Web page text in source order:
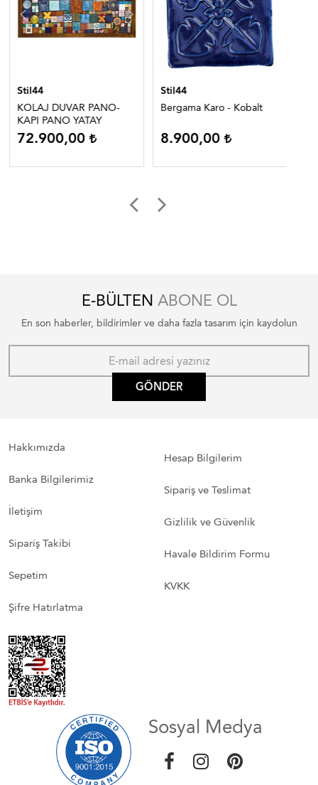
Stil44
KOLAJ DUVAR PANO-
KAPI PANO YATAY
72.900,00
Stil44
Bergama Karo - Kobalt
8.900,00
E-BÜLTEN ABONE OL
En son haberler, bildirimler ve daha fazla tasarım için kaydolun
GÖNDER
Hakkımızda
Banka Bilgilerimiz
İletişim
Sipariş Takibi
Sepetim
Şifre Hatırlatma
Hesap Bilgilerim
Sipariş ve Teslimat
Gizlilik ve Güvenlik
Havale Bildirim Formu
KVKK
Sosyal Medya